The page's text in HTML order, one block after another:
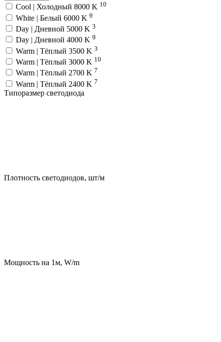
Cool | Холодный 8000 K 10
White | Белый 6000 K 9
Day | Дневной 5000 K 3
Day | Дневной 4000 K 9
Warm | Тёплый 3500 K 3
Warm | Тёплый 3000 K 10
Warm | Тёплый 2700 K 7
Warm | Тёплый 2400 K 7
Типоразмер светодиода
Плотность светодиодов, шт/м
Мощность на 1м, W/m